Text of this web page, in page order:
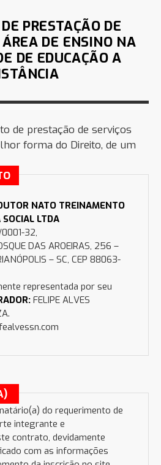
PRESTAÇÃO DE
DE ENSINO NA
DE EDUCAÇÃO A
de prestação de serviços
forma do Direito, de um
NATO TREINAMENTO
LTDA
32,
DAS AROEIRAS, 256 –
– SC, CEP 88063-
representada por seu
FELIPE ALVES
do requerimento de
integrante e
contrato, devidamente
com as informações